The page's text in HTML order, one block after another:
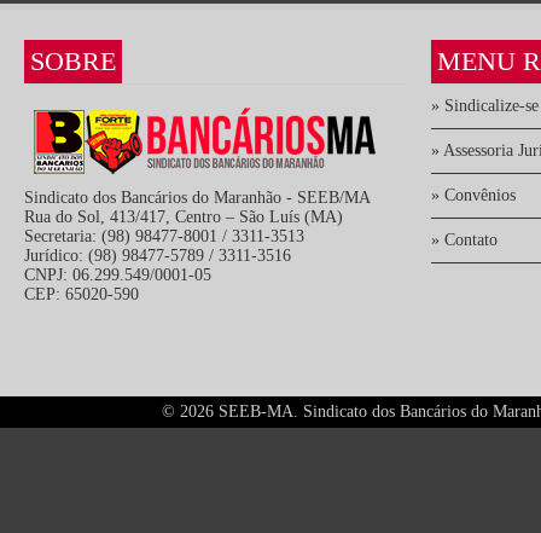
SOBRE
Sindicato dos Bancários do Maranhão - SEEB/MA
Rua do Sol, 413/417, Centro – São Luís (MA)
Secretaria: (98) 98477-8001 / 3311-3513
Jurídico: (98) 98477-5789 / 3311-3516
CNPJ: 06.299.549/0001-05
CEP: 65020-590
MENU
» Sindicalize-se
» Assessoria
» Convênios
» Contato
© 2026 SEEB-MA. Sindicato dos Bancários do